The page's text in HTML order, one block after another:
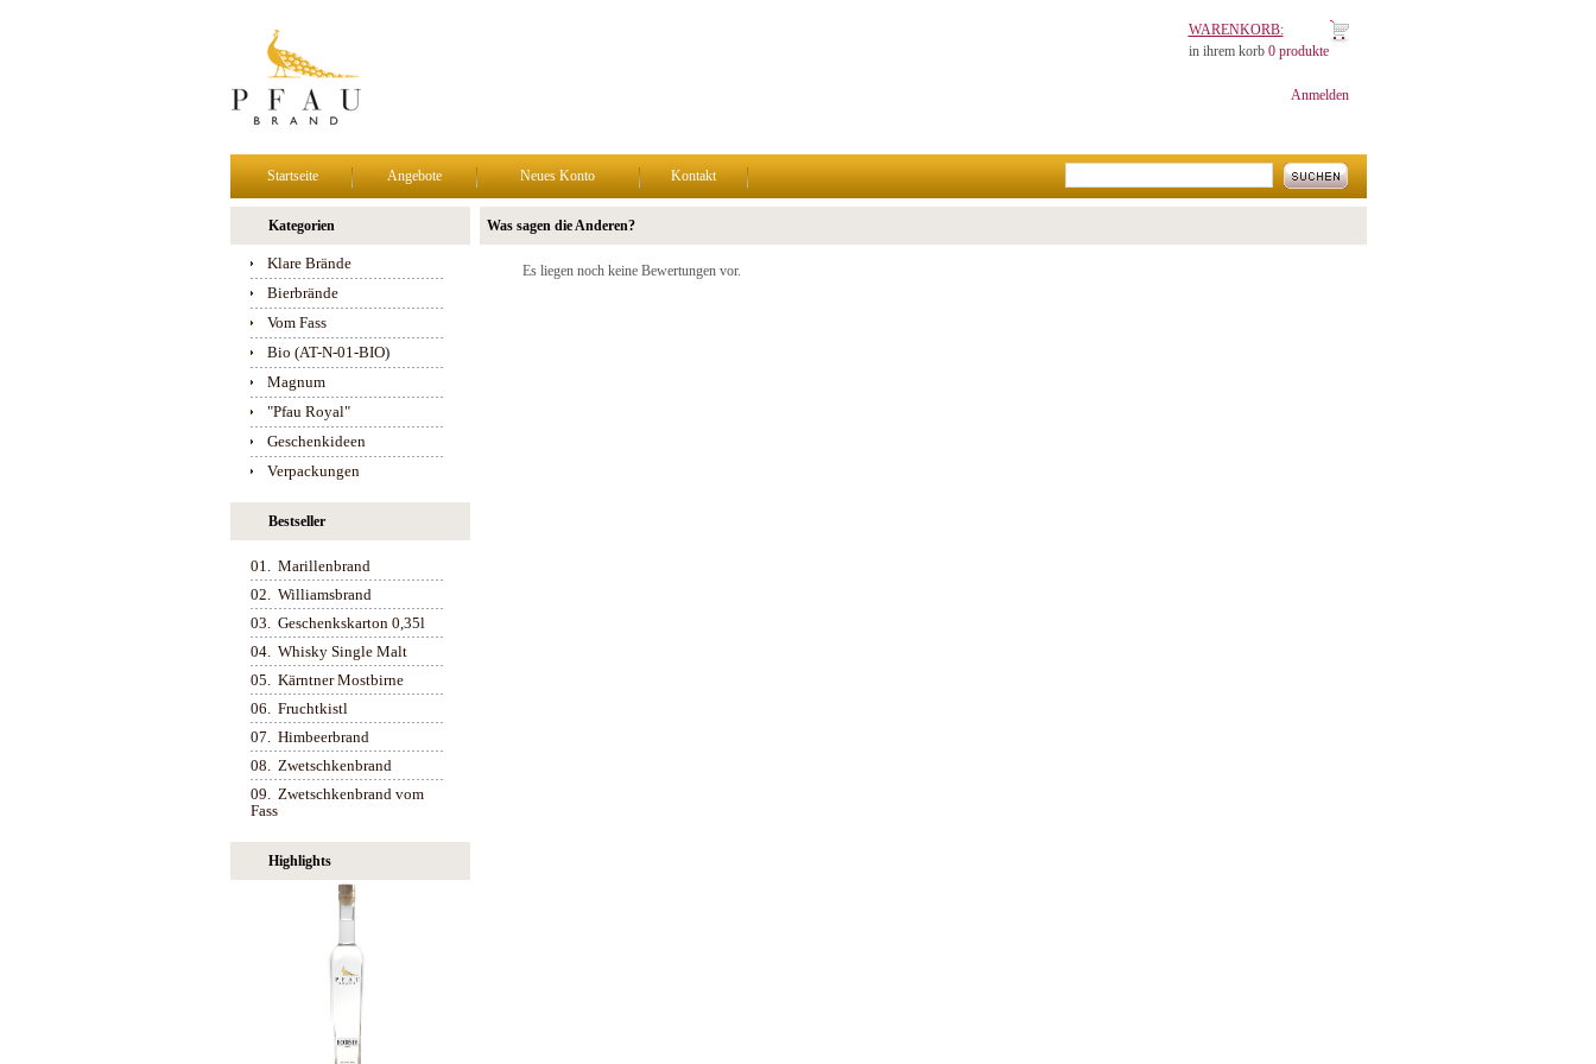
WARENKORB:
in ihrem korb 0 produkte
Anmelden
Startseite Angebote Neues Konto Kontakt
Kategorien
Klare Brände
Bierbrände
Vom Fass
Bio (AT-N-01-BIO)
Magnum
"Pfau Royal"
Geschenkideen
Verpackungen
Bestseller
01. Marillenbrand
02. Williamsbrand
03. Geschenkskarton 0,35l
04. Whisky Single Malt
05. Kärntner Mostbirne
06. Fruchtkistl
07. Himbeerbrand
08. Zwetschkenbrand
09. Zwetschkenbrand vom
Fass
Highlights
Was sagen die Anderen?
Es liegen noch keine Bewertungen vor.